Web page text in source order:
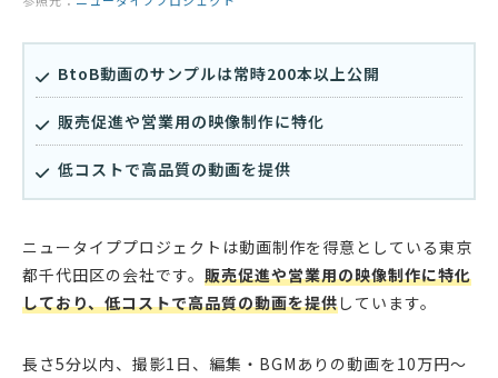
BtoB動画のサンプルは常時200本以上公開
販売促進や営業用の映像制作に特化
低コストで高品質の動画を提供
ニュータイププロジェクトは動画制作を得意としている東京
都千代田区の会社です。 販売促進や営業用の映像制作に特化
しており、低コストで高品質の動画を提供しています。
長さ5分以内、撮影1日、編集・BGMありの動画を10万円〜